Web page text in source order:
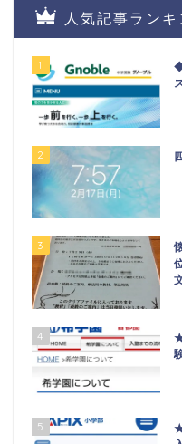
人気記事ランキ
1
2
3
4
5